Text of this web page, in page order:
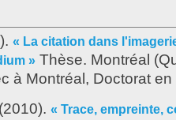
« La citation dans
» Thèse. Montréal
à Montréal, Doctorat
(2010). « Trace, empreinte,